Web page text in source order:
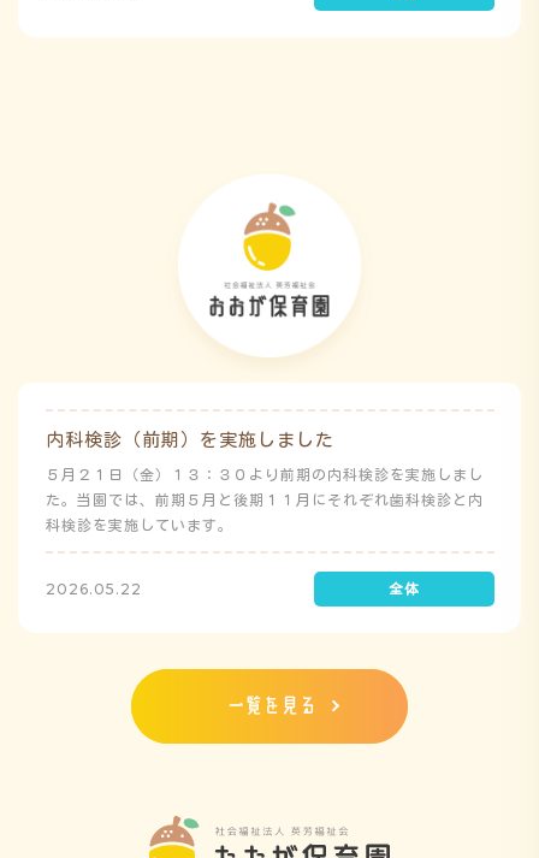
地震発生時は敷地内に避難することを想定（敷地面積が広いた
内科検診（前期）を実施しました
５月２１日（金）１３：３０より前期の内科検診を実施しまし
た。当園では、前期５月と後期１１月にそれぞれ歯科検診と内
科検診を実施しています。
2026.05.22
一覧を見る